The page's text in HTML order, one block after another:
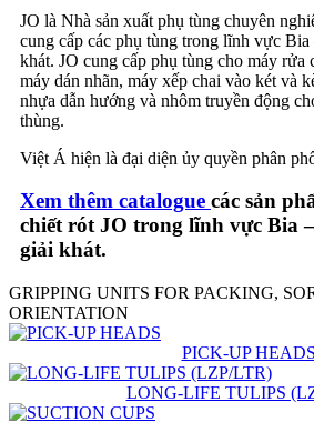
JO là Nhà sản xuất phụ tùng chuyên
cung cấp các phụ tùng trong lĩnh vực
khát. JO cung cấp phụ tùng cho máy rửa
máy dán nhãn, máy xếp chai vào két và
nhựa dẫn hướng và nhôm truyền động
thùng.
Việt Á hiện là đại diện ủy quyền phân
Xem thêm catalogue các sản
chiết rót JO trong lĩnh vực Bia
giải khát.
GRIPPING UNITS FOR PACKING,
ORIENTATION
PICK-UP HEADS
LONG-LIFE TULIPS